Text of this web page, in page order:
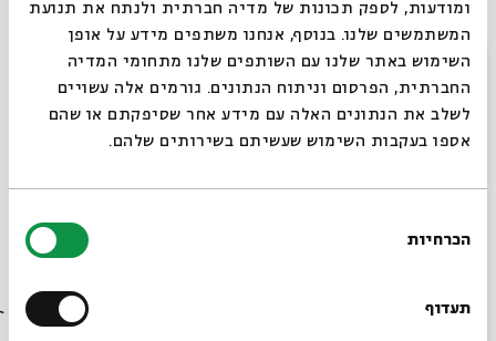
ומודעות, לספק תכונות של מדיה חברתית ולנתח את תנועת
המשתמשים שלנו. בנוסף, אנחנו משתפים מידע על אופן
השימוש באתר שלנו עם השותפים שלנו מתחומי המדיה
החברתית, הפרסום וניתוח הנתונים. גורמים אלה עשויים
לשלב את הנתונים האלה עם מידע אחר שסיפקתם או שהם
אספו בעקבות השימוש שעשיתם בשירותים שלהם.
הסכמה
הכרחיות
תעדוף
17.08.21
סגור